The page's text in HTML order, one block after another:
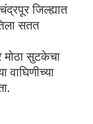
जिल्ह्यात
सतत
सुटकेचा
वाघिणीच्या